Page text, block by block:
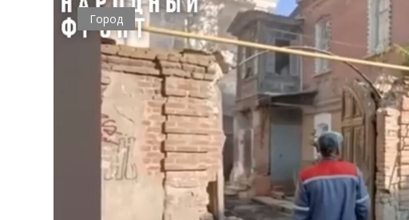
Город